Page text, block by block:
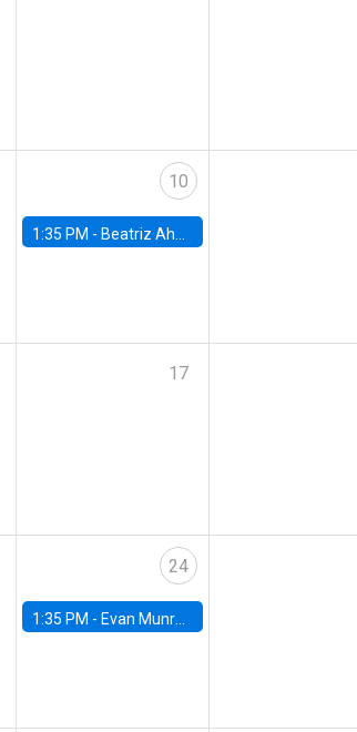
10
1:35 PM - Beatriz Ahumada, PhD candidate, Universidad de Pittsburgh
17
24
1:35 PM - Evan Munro, Neyman Visiting Assistant Professor in the Department of Statistics at UC Berkeley